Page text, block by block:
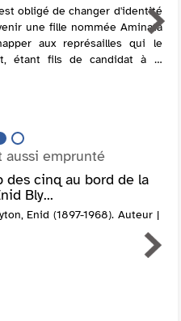
obligé de changer d'identité
une fille nommée Aminata
aux représailles qui le
étant fils de candidat à la
aussi emprunté
des cinq au bord de la
Bly...
Enid (1897-1968). Auteur |